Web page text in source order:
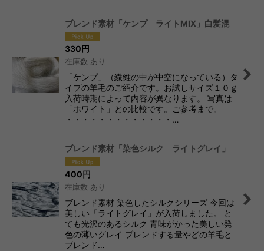
ブレンド素材「ケンプ ライトMIX」白髪混
330円
在庫数 あり
「ケンプ」（繊維の中が中空になっている）タ
イプの羊毛のご紹介です。お試しサイズ１０ｇ
入荷時期によって内容が異なります。 写真は
「ホワイト」との比較です。ご参考まで。
・・・・・・・・・・・・・…
ブレンド素材「染色シルク ライトグレイ」
400円
在庫数 あり
ブレンド素材 染色したシルクシリーズ 今回は
美しい「ライトグレイ」が入荷しました。 と
ても光沢のあるシルク 青味がかった美しい発
色の薄いグレイ ブレンドする量やどの羊毛と
ブレンド…